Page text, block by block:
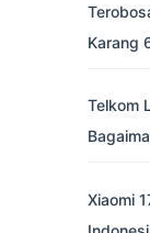
Karang
Telkom
Xiaomi